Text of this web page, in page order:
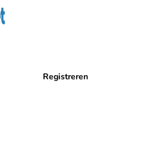
Registreren